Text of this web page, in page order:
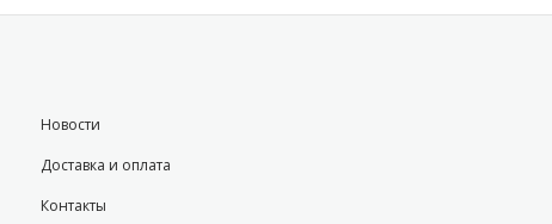
Новости
Доставка и оплата
Контакты